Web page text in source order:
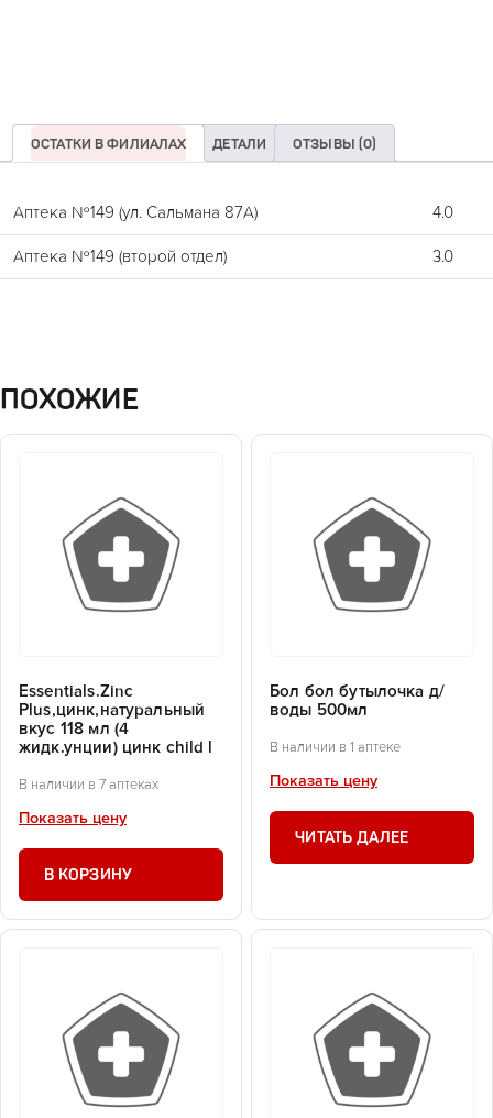
ОСТАТКИ В ФИЛИАЛАХ ДЕТАЛИ ОТЗЫВЫ (0)
Аптека №149 (ул. Сальмана 87А) 4.0
Аптека №149 (второй отдел) 3.0
ПОХОЖИЕ
Essentials.Zinc
Plus,цинк,натуральный
вкус 118 мл (4
жидк.унции) цинк child l
В наличии в 7 аптеках
Показать цену
В КОРЗИНУ
Бол бол бутылочка д/
воды 500мл
В наличии в 1 аптеке
Показать цену
ЧИТАТЬ ДАЛЕЕ